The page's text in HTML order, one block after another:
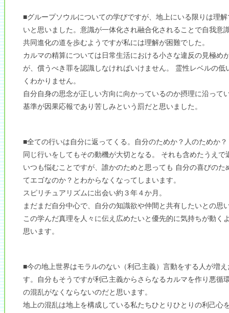
■グループソウルについての学びですが、地上にいる限りは理
いと思いました。意識が一体化され融合化されることで自我意
共同進化の道を歩むようですが私には理解が困難でした。
カルマの精算については日常生活における小さな違反の見極め
が、償うべき罪を認識しなければいけません。 霊性レベルの低
くわかりません。
自分自身の思念が正しい方向に向かっているのか摂理に沿って
基準が因果応報であり苦しみという罰だと思いました。
■全ての行いは自分に返ってくる。自分のためか？人のためか？
同じ行いをしてもその動機が大切となる。 それも含めたうえで
いつも悩むことですが、誰かのためと思っても 自分の喜びのた
てエゴなのか？とわからなくなってしまいます。
スピリチュアリズムに出会い約３年４か月。
まだまだ自分中心で、自分の知識欲や仲間と共有したいとの思
この学んだ真理を人々に伝え広めたいと優先的に気持ちが動く
思います。
■今の地上世界はモラルのない（利己主義）言動をする人が増
す。自分もそうですが利己主義からさらなるカルマを作り悪循
の混乱がなくならないのだと思います。
地上の混乱は地上を構成している私たちひとりひとりの利己心